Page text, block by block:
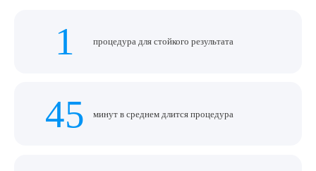
1 процедура для стойкого результата
45 минут в среднем длится процедура